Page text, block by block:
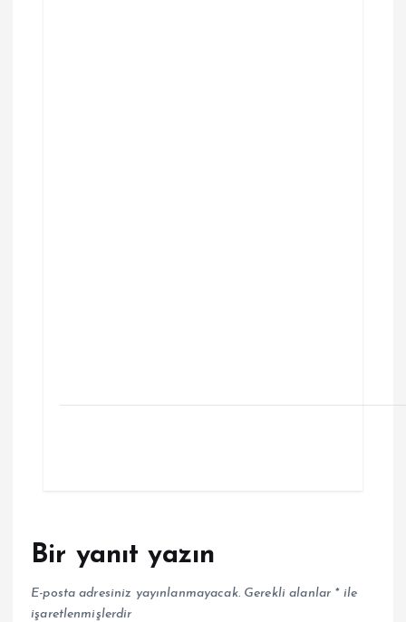
Bir yanıt yazın
E-posta adresiniz yayınlanmayacak. Gerekli alanlar *ile
işaretlenmişlerdir